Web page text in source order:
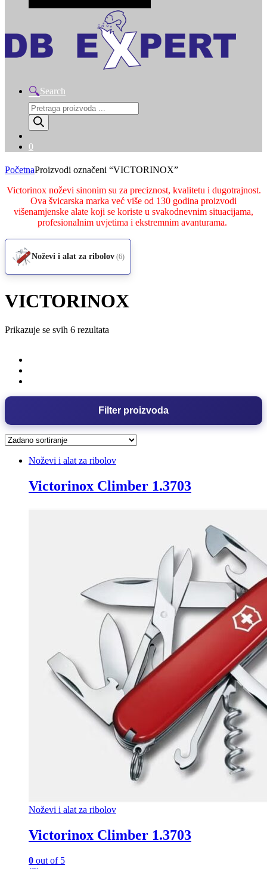
Search
Products
search
0
PočetnaProizvodi označeni “VICTORINOX”
Victorinox noževi sinonim su za preciznost, kvalitetu i dugotrajnost.
Ova švicarska marka već više od 130 godina proizvodi
višenamjenske alate koji se koriste u svakodnevnim situacijama,
profesionalnim uvjetima i ekstremnim avanturama.
Noževi i alat za ribolov (6)
VICTORINOX
Prikazuje se svih 6 rezultata
Filter proizvoda
Noževi i alat za ribolov
Victorinox Climber 1.3703
Noževi i alat za ribolov
Victorinox Climber 1.3703
0 out of 5